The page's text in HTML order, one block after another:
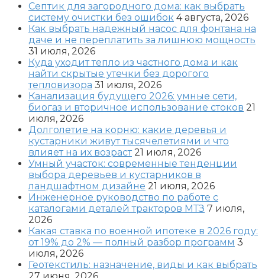
Септик для загородного дома: как выбрать
систему очистки без ошибок 4 августа, 2026
Как выбрать надежный насос для фонтана на
даче и не переплатить за лишнюю мощность
31 июля, 2026
Куда уходит тепло из частного дома и как
найти скрытые утечки без дорогого
тепловизора 31 июля, 2026
Канализация будущего 2026: умные сети,
биогаз и вторичное использование стоков 21
июля, 2026
Долголетие на корню: какие деревья и
кустарники живут тысячелетиями и что
влияет на их возраст 21 июля, 2026
Умный участок: современные тенденции
выбора деревьев и кустарников в
ландшафтном дизайне 21 июля, 2026
Инженерное руководство по работе с
каталогами деталей тракторов МТЗ 7 июля,
2026
Какая ставка по военной ипотеке в 2026 году:
от 19% до 2% — полный разбор программ 3
июля, 2026
Геотекстиль: назначение, виды и как выбрать